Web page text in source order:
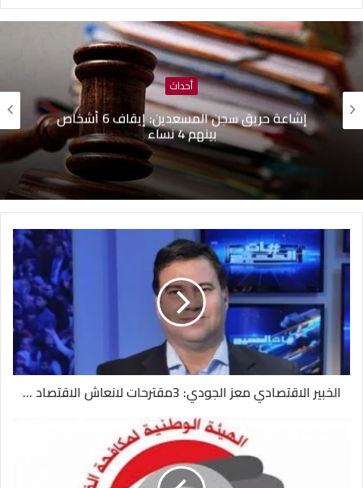
أحداث
إشاعة حريق سجن المسعدين: ‬إيقاف 6 أشخاص
بينهم 4 نساء
الخبير الاقتصادي معز الجودي: 3مقترحات لانعاش الاقتصاد ...